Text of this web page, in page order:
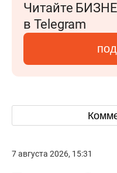
Читайте
в Telegram
7 августа 2026, 15:31